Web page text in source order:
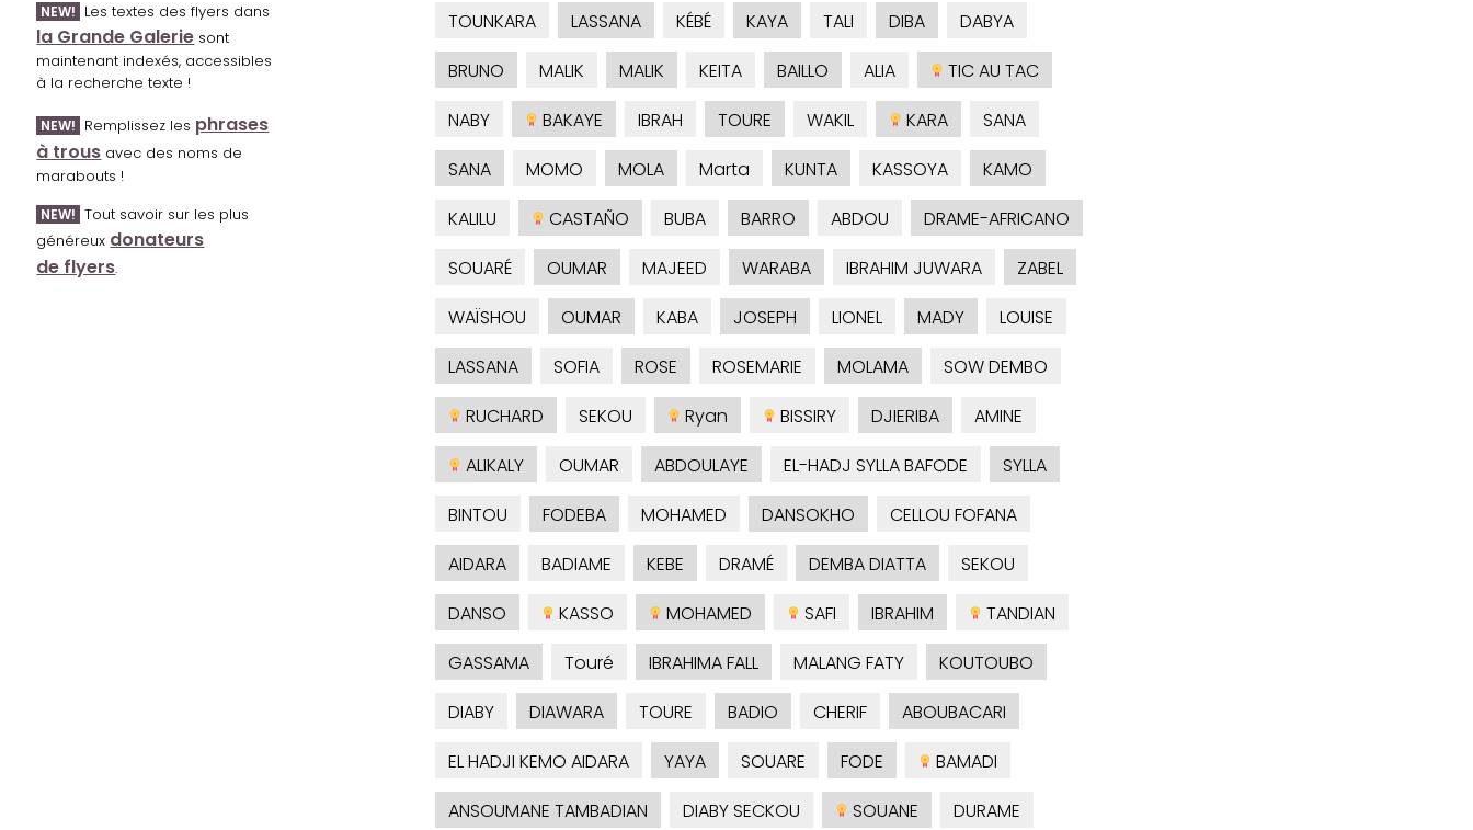
NEW! Les textes des flyers dans
la Grande Galerie sont
maintenant indexés, accessibles
à la recherche texte !
NEW! Remplissez les phrases
à trous avec des noms de
marabouts !
NEW! Tout savoir sur les plus
généreux donateurs
de flyers.
TOUNKARA
LASSANA KÉBÉ KAYA TALI DIBA
DABYA
BRUNO
MALIK MALIK KEITA BAILLO ALIA
TIC AU TAC
NABY
BAKAYE IBRAH TOURE WAKIL KARA
SANA
SANA
MOMO MOLA Marta KUNTA KASSOYA
KAMO
KALILU
CASTAÑO BUBA BARRO ABDOU
DRAME-AFRICANO
SOUARÉ
OUMAR MAJEED WARABA IBRAHIM JUWARA
ZABEL
WAÏSHOU
OUMAR KABA JOSEPH LIONEL MADY
LOUISE
LASSANA
SOFIA ROSE ROSEMARIE MOLAMA
SOW DEMBO
RUCHARD
SEKOU Ryan BISSIRY DJIERIBA
AMINE
ALIKALY
OUMAR ABDOULAYE EL-HADJ SYLLA BAFODE
SYLLA
BINTOU
FODEBA MOHAMED DANSOKHO
CELLOU FOFANA
AIDARA
BADIAME KEBE DRAMÉ DEMBA DIATTA
SEKOU
DANSO
KASSO MOHAMED SAFI IBRAHIM
TANDIAN
GASSAMA
Touré IBRAHIMA FALL MALANG FATY
KOUTOUBO
DIABY
DIAWARA TOURE BADIO CHERIF
ABOUBACARI
EL HADJI KEMO AIDARA
YAYA SOUARE FODE
BAMADI
ANSOUMANE TAMBADIAN
DIABY SECKOU SOUANE
DURAME